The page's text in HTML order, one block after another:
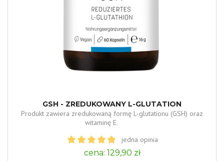
GSH - ZREDUKOWANY L-GLUTATION
Produkt zawiera zredukowaną formę L-glutationu (GSH) oraz
witaminę E.
jedna opinia
cena: 129,90 zł